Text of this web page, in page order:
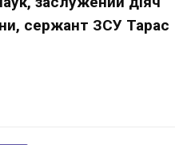
сержант ЗСУ Тарас